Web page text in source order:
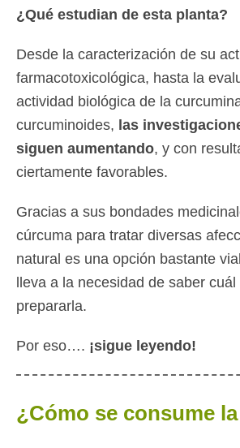
¿Qué estudian de esta planta?
Desde la caracterización de su
farmacotoxicológica, hasta la
actividad biológica de la
curcuminoides, las
siguen aumentando, y con
ciertamente favorables.
Gracias a sus bondades
cúrcuma para tratar diversas
natural es una opción bastante
lleva a la necesidad de saber
prepararla.
Por eso…. ¡sigue leyendo!
¿Cómo se consume